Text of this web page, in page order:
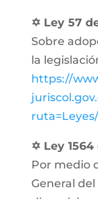
✡ Ley 57
Sobre
la
https://
✡ Ley 1564
Por medio
General